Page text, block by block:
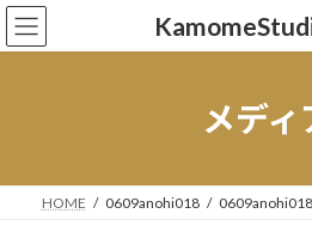
コ
ン
ナ
ビ
メディ
HOME 0609anohi018 0609anohi018